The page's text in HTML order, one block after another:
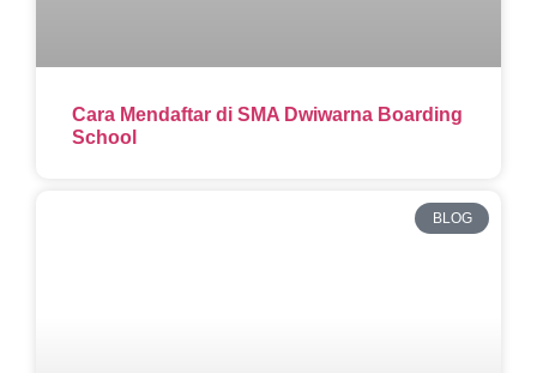
Cara Mendaftar di SMA Dwiwarna Boarding
School
BLOG